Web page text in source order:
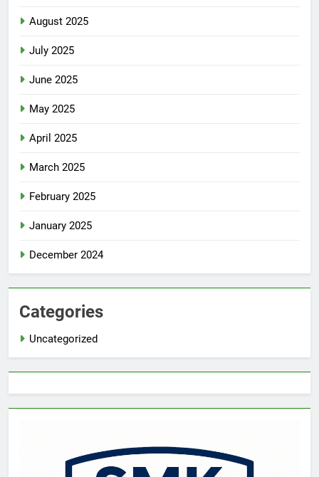
August 2025
July 2025
June 2025
May 2025
April 2025
March 2025
February 2025
January 2025
December 2024
Categories
Uncategorized